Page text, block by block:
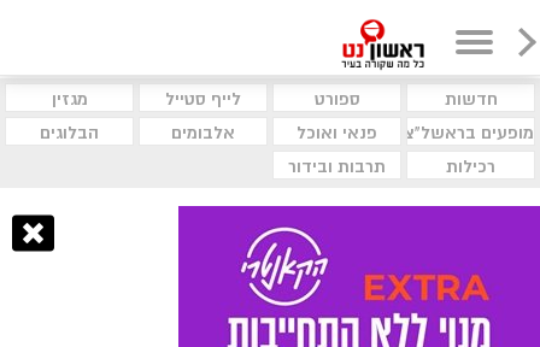
חדשות ספורט לייף סטייל
מגזין
מופעים בראשל"צ
פנאי ואוכל אלבומים
הבלוגים
רכילות
תרבות ובידור